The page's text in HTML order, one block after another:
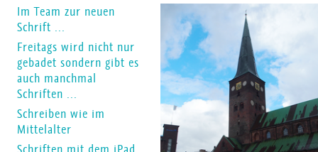
Im Team zur neuen
Schrift ...
Freitags wird nicht nur
gebadet sondern gibt es
auch manchmal
Schriften ...
Schreiben wie im
Mittelalter